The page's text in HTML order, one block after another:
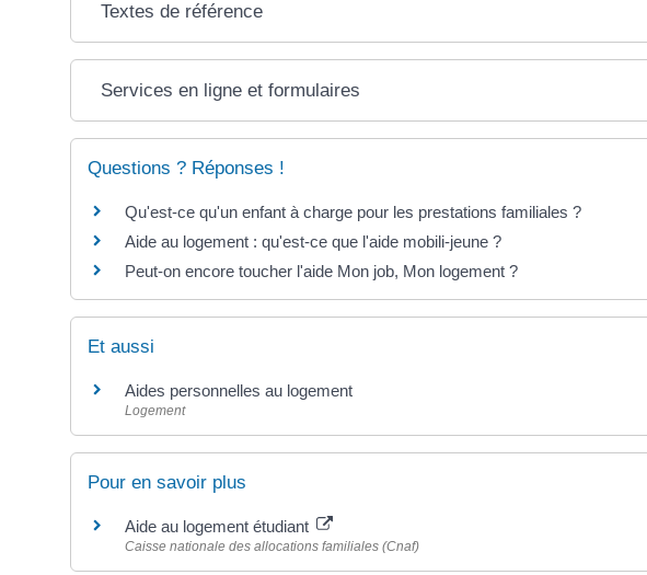
Textes de référence
Services en ligne et formulaires
Questions ? Réponses !
Qu'est-ce qu'un enfant à charge pour les prestations familiales ?
Aide au logement : qu'est-ce que l'aide mobili-jeune ?
Peut-on encore toucher l'aide Mon job, Mon logement ?
Et aussi
Aides personnelles au logement
Logement
Pour en savoir plus
Aide au logement étudiant
Caisse nationale des allocations familiales (Cnaf)